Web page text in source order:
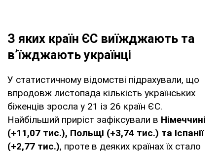
З яких країн ЄС виїжджають та
вʼїжджають українці
У статистичному відомстві підрахували, що
впродовж листопада кількість українських
біженців зросла у 21 із 26 країн ЄС.
Найбільший приріст зафіксували в Німеччині
(+11,07 тис.), Польщі (+3,74 тис.) та Іспанії
(+2,77 тис.), проте в деяких країнах їх стало